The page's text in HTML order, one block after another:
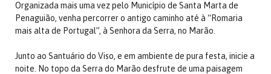
Organizada mais uma vez pelo Município de Santa Marta de
Penaguião, venha percorrer o antigo caminho até à “Romaria
mais alta de Portugal”, à Senhora da Serra, no Marão.
Junto ao Santuário do Viso, e em ambiente de pura festa, inicie a
noite. No topo da Serra do Marão desfrute de uma paisagem